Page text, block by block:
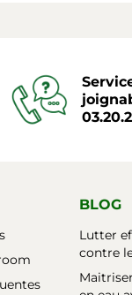
BLOG
Lutter
contre